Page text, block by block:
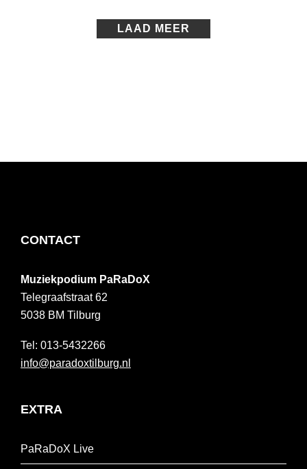
LAAD MEER
FOOTER
CONTACT
Muziekpodium PaRaDoX
Telegraafstraat 62
5038 BM Tilburg
013-5432266
info@paradoxtilburg.nl
EXTRA
PaRaDoX Live